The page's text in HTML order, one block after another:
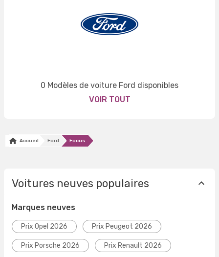
0 Modèles de voiture Ford disponibles
VOIR TOUT
Accueil Ford Focus
Voitures neuves populaires
Marques neuves
Prix Opel 2026 Prix Peugeot 2026
Prix Porsche 2026 Prix Renault 2026